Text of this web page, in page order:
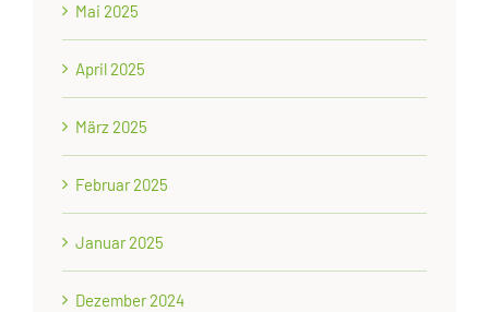
Mai 2025
April 2025
März 2025
Februar 2025
Januar 2025
Dezember 2024